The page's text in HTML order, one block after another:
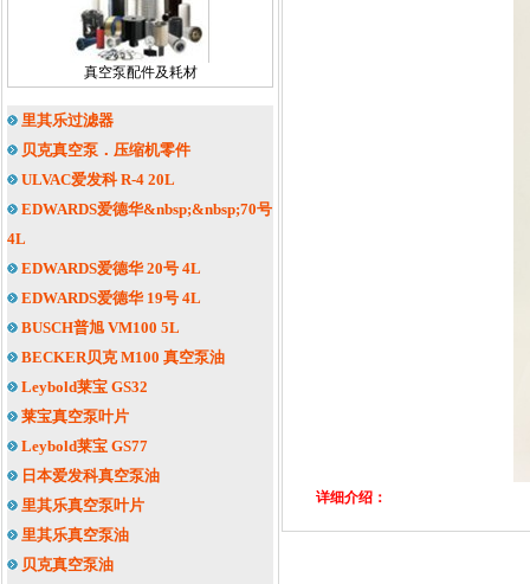
真空泵配件及耗材
里其乐过滤器
贝克真空泵．压缩机零件
ULVAC爱发科 R-4 20L
EDWARDS爱德华&nbsp;&nbsp;70号
4L
EDWARDS爱德华 20号 4L
EDWARDS爱德华 19号 4L
BUSCH普旭 VM100 5L
BECKER贝克 M100 真空泵油
Leybold莱宝 GS32
莱宝真空泵叶片
Leybold莱宝 GS77
日本爱发科真空泵油
里其乐真空泵叶片
里其乐真空泵油
贝克真空泵油
详细介绍：